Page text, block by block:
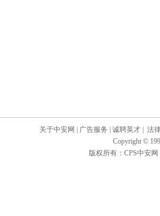
关于中安网 广告服务 诚聘英才
法
Copyright©
版权所有：CPS中安